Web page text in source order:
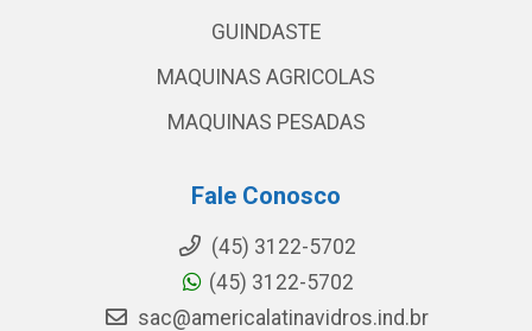
GUINDASTE
MAQUINAS AGRICOLAS
MAQUINAS PESADAS
Fale Conosco
(45) 3122-5702
(45) 3122-5702
sac@americalatinavidros.ind.br